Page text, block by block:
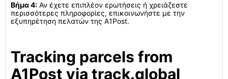
Βήμα 4: Αν έχετε επιπλέον ερωτήσεις ή χρειάζεστε
περισσότερες πληροφορίες, επικοινωνήστε με την
εξυπηρέτηση πελατών της A1Post.
Tracking parcels from
A1Post via track.global